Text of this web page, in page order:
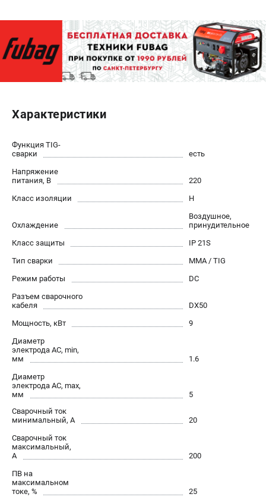
ЭЛЕКТРОСТАНЦИИ
Генераторы бензиновые
Генераторы дизельные
Генераторы инверторные
ПОЛЕЗНЫЕ СТАТЬИ
Как выбрать краскопульт?
Как выбрать мотопомпу?
Как выбрать бензопилу?
Как выбрать компрессор?
Как правильно выбрать генератор?
СВАРОЧНЫЕ АППАРАТЫ
Аппараты контактной сварки
Сварочные полуавтоматы MIG/MAG
Сварочные аппараты TIG
Сварочные материалы
ТЕЛЕФОН (САНКТ-ПЕТЕРБУРГ)
+7 (812) 317-60-57
Информация размещённая на сайте не является публичной
вс - выходной
Характеристики
Функция TIG-
сварки
есть
Напряжение
питания, В
220
Класс изоляции
Н
Охлаждение
Воздушное,
принудительное
Класс защиты
IP 21S
Тип сварки
MMA / TIG
Режим работы
DC
Разъем сварочного
кабеля
DX50
Мощность, кВт
9
Диаметр
электрода AC, min,
мм
1.6
Диаметр
электрода AC, max,
мм
5
Сварочный ток
минимальный, А
20
Сварочный ток
максимальный,
А
200
ПВ на
максимальном
токе, %
25